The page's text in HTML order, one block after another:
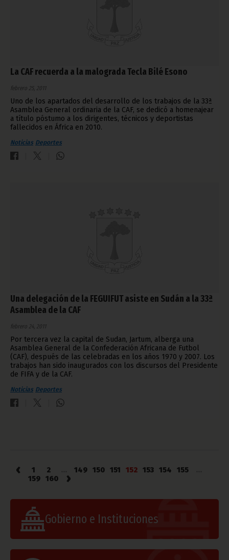
La CAF recuerda a la malograda Tecla Bilé Esono
febrero 25, 2011
Uno de los apartados del desarrollo de los trabajos de la 33ª
Asamblea General ordinaria de la CAF, se dedicó a homenajear
a título póstumo a los dirigentes, técnicos y deportistas
fallecidos en África en 2010.
Noticias Deportes
Una delegación de la FEGUIFUT asiste en Sudán a la 33ª
Asamblea de la CAF
febrero 24, 2011
Por tercera vez la capital de Sudan, Jartum, alberga una
Asamblea General de la Confederación Africana de Futbol
(CAF), después de las celebradas en los años 1970 y 2007. Los
trabajos han sido inaugurados con los discursos del Presidente
de FIFA y de la CAF.
Noticias Deportes
‹ 1 2 149 150 151 152 153 154 155
159 160 ›
Gobierno e Instituciones